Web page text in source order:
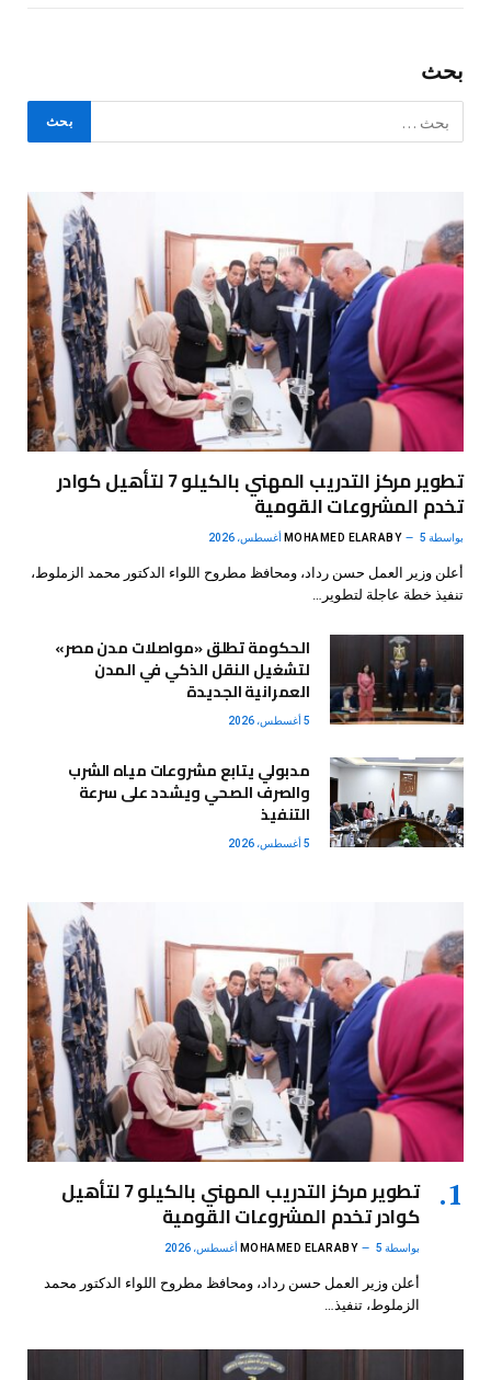
بحث
تطوير مركز التدريب المهني بالكيلو 7 لتأهيل كوادر
تخدم المشروعات القومية
بواسطة MOHAMED ELARABY 5 أغسطس، 2026
أعلن وزير العمل حسن رداد، ومحافظ مطروح اللواء الدكتور محمد الزملوط،
تنفيذ خطة عاجلة لتطوير…
الحكومة تطلق «مواصلات مدن مصر»
لتشغيل النقل الذكي في المدن
العمرانية الجديدة
5 أغسطس، 2026
مدبولي يتابع مشروعات مياه الشرب
والصرف الصحي ويشدد على سرعة
التنفيذ
5 أغسطس، 2026
تطوير مركز التدريب المهني بالكيلو 7 لتأهيل
كوادر تخدم المشروعات القومية
بواسطة MOHAMED ELARABY 5 أغسطس، 2026
أعلن وزير العمل حسن رداد، ومحافظ مطروح اللواء الدكتور محمد
الزملوط، تنفيذ…